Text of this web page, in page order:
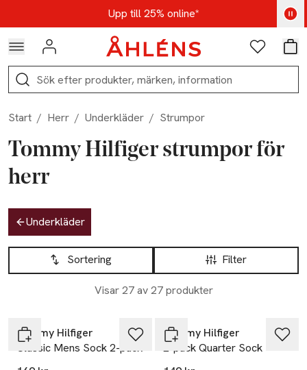
Hoppa till navigationsmenynUpp till 25% online*
Kod: AUG25 - Shoppa nu
Logga in Favoriter
Sök
Start / Herr / Underkläder / Strumpor
Tommy Hilfiger strumpor för
herr
Hoppa till produktsidan
Underkläder
Hoppa till produktsidan
Filter
Sortering
Visar 27 av 27 produkter
Lista över produkter
Tommy Hilfiger
Classic Mens Sock 2-pack
Tommy Hilfiger
2-pack Quarter Sock